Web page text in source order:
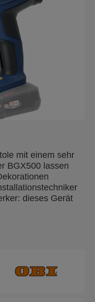
mit einem sehr
BGX500 lassen
dieses Gerät
Die
sich auch bei
der richtigen
präzises